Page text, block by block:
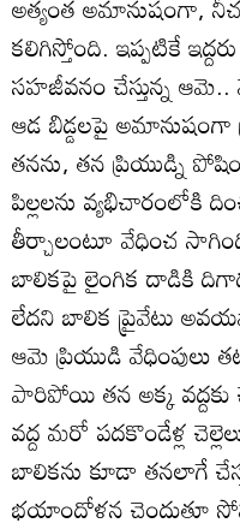
కలిగిస్తోంది. ఇప్పటికే
సహజీవనం చేస్తున్న ఆమె..
ఆడ బిడ్డలపై అమానుషంగా
తనను, తన ప్రియుడ్ని
పిల్లలను వ్యభిచారంలోకి
తీర్చాలంటూ వేధించ
బాలికపై లైంగిక దాడికి
లేదని బాలిక ప్రైవేటు
ఆమె ప్రియుడి వేధింపులు
పారిపోయి తన అక్క
వద్ద మరో పదకొండేళ్ల
బాలికను కూడా తనలాగే
భయాందోళన చెందుతూ